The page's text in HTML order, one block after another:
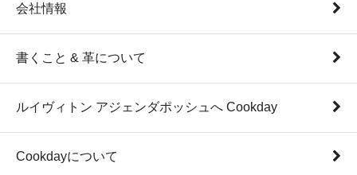
会社情報
書くこと & 革について
ルイヴィトン アジェンダポッシュへ Cookday
Cookdayについて